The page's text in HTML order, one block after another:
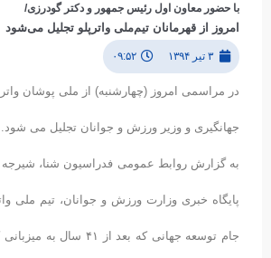
با حضور معاون اول رئیس جمهور و دکتر گودرزی/
امروز از قهرمانان تیم‌ملی واترپلو تجلیل می‌شود
۳ تیر ۱۳۹۴ ۰۹:۵۲
در مراسمی امروز (چهارشنبه) از ملی پوشان
جهانگیری و وزیر ورزش و جوانان تجلیل می شود.
به گزارش روابط عمومی فدراسیون شنا، شیرجه و
پایگاه خبری وزارت ورزش و جوانان، تیم ملی
جام توسعه جهانی که بعد از ۴۱